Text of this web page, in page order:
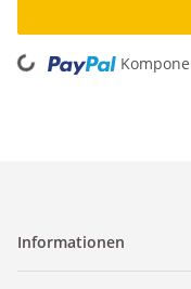
Loading...
Informationen